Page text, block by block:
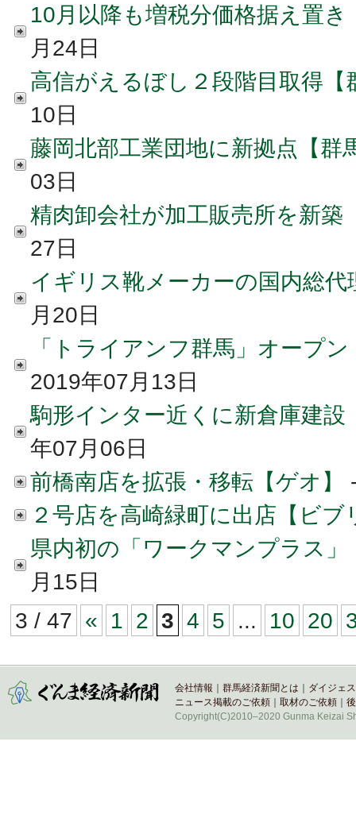
10月以降も増税分価格据え置
月24日
高信がえるぼし２段階目取得【
10日
藤岡北部工業団地に新拠点【群
03日
精肉卸会社が加工販売所を新築
27日
イギリス靴メーカーの国内総代
月20日
「トライアンフ群馬」オープ
2019年07月13日
駒形インター近くに新倉庫建設
年07月06日
前橋南店を拡張・移転【ゲオ】
２号店を高崎緑町に出店【ビブ
県内初の「ワークマンプラス
月15日
3 / 47 « 1 2 3 4 5 ... 10 20
会社情報 群馬経済新聞とは
ダイジェ
ニュース掲載のご依頼
取材のご依頼
Copyright(C)2010–2020 Gunma Keizai